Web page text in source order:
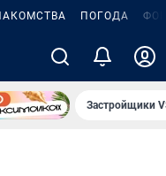
ПОГОДА
Застройщики